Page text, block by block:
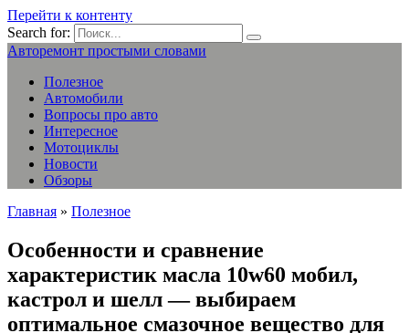
Перейти к контенту
Search for:
Авторемонт простыми словами
Полезное
Автомобили
Вопросы про авто
Интересное
Мотоциклы
Новости
Обзоры
Главная » Полезное
Особенности и сравнение
характеристик масла 10w60 мобил,
кастрол и шелл — выбираем
оптимальное смазочное вещество для